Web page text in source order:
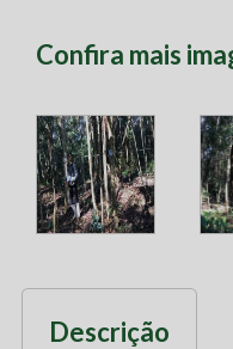
Confira mais
Descrição